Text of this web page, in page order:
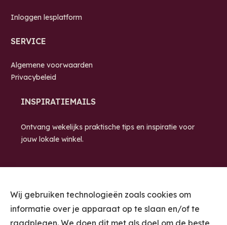
Wij gebruiken technologieën zoals cookies om
informatie over je apparaat op te slaan en/of te
raadplegen. We doen dit met als doel om de beste
Inloggen lesplatform
SERVICE
Algemene voorwaarden
Privacybeleid
INSPIRATIEMAILS
Ontvang wekelijks praktische tips en inspiratie voor
jouw lokale winkel.